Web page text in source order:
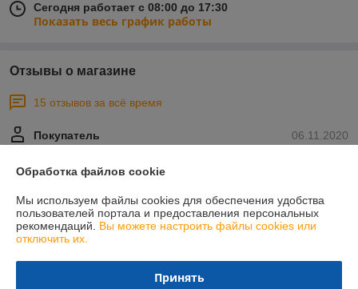
Сегодня работает с 08:00 до 17:30
Показать весь график работы
Отзывы о магазине
15 отзывов за всё время
06.11.2020
Покупатель
переплачивая.
Обработка файлов cookie
Мы используем файлы cookies для обеспечения удобства
пользователей портала и предоставления персональных
рекомендаций. Вы можете настроить файлы cookies или
отключить их.
Принять